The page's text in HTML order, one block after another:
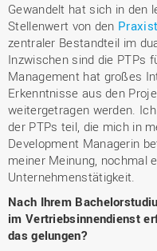
Gewandelt hat sich in den
Stellenwert von den
zentraler Bestandteil im
Inzwischen sind die PTPs
Management hat großes
Erkenntnisse aus den
weitergetragen werden.
der PTPs teil, die mich in
Development Managerin
meiner Meinung, nochmal
Unternehmenstätigkeit.
Nach Ihrem
im Vertriebsinnendienst
das gelungen?